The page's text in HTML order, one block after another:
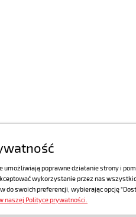
umożliwiają poprawne działanie strony i
wykorzystanie przez nas
do swoich preferencji, wybierając opcję
naszej Polityce prywatności.